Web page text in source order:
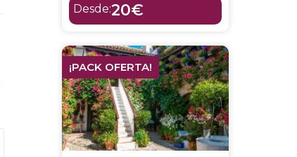
Desde:20€
¡PACK OFERTA!